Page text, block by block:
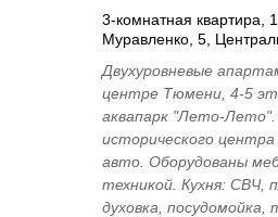
3-комнатная квартира,
Муравленко, 5,
Двухуровневые
центре Тюмени, 4-5
аквапарк "Лето-
исторического
авто. Оборудованы
техникой. Кухня: СВЧ,
духовка, посудомойка,